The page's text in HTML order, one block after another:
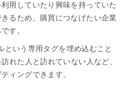
用していたり興味を持っていた
るため、購買につなげたい企業
す。
という専用タグを埋め込むこと
れた人と訪れていない人など、
ィングできます。